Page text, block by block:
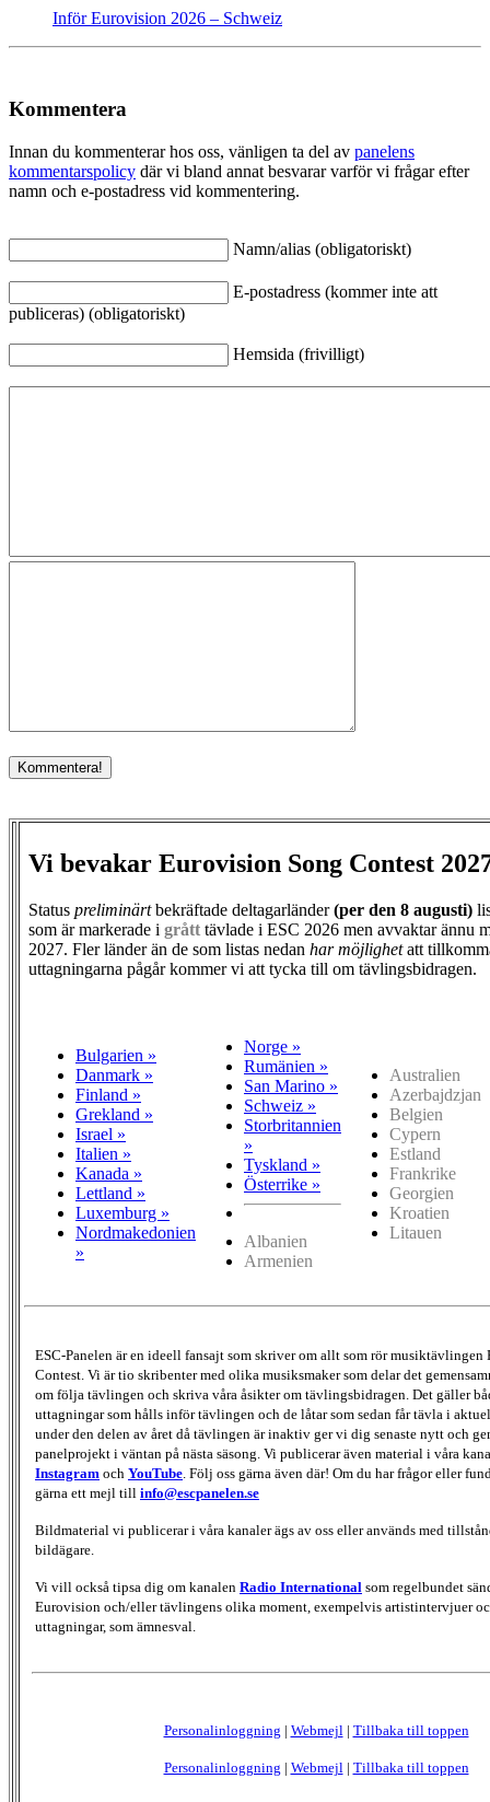
Inför Eurovision 2026 – Schweiz
Kommentera
Innan du kommenterar hos oss, vänligen ta del av panelens
kommentarspolicy där vi bland annat besvarar varför vi frågar efter
namn och e-postadress vid kommentering.
Namn/alias (obligatoriskt)
E-postadress (kommer inte att
publiceras) (obligatoriskt)
Hemsida (frivilligt)
Vi bevakar Eurovision Song Contest
Status preliminärtbekräftade deltagarländer(per den 8 augusti)
som är markerade i grått tävlade i ESC 2026 men avvaktar ännu
2027. Fler länder än de som listas nedan har möjlighetatt
uttagningarna pågår kommer vi att tycka till om tävlingsbidragen.
Bulgarien »
Danmark »
Finland »
Grekland »
Israel »
Italien »
Kanada »
Lettland »
Luxemburg »
Nordmakedonien
»
Norge »
Rumänien »
San Marino »
Schweiz »
Storbritannien
»
Tyskland »
Österrike »
Albanien
Armenien
Australien
Azerbajdzjan
Belgien
Cypern
Estland
Frankrike
Georgien
Kroatien
Litauen
ESC-Panelen är en ideell fansajt som skriver om allt som rör musiktävlingen
Contest. Vi är tio skribenter med olika musiksmaker som delar det
om följa tävlingen och skriva våra åsikter om tävlingsbidragen. Det gäller
uttagningar som hålls inför tävlingen och de låtar som sedan får tävla i
under den delen av året då tävlingen är inaktiv ger vi dig senaste nytt och
panelprojekt i väntan på nästa säsong. Vi publicerar även material i våra
Instagram och YouTube . Följ oss gärna även där! Om du har frågor eller
gärna ett mejl till info@escpanelen.se
Bildmaterial vi publicerar i våra kanaler ägs av oss eller används med
bildägare.
Vi vill också tipsa dig om kanalen Radio International som regelbundet
Eurovision och/eller tävlingens olika moment, exempelvis artistintervjuer
uttagningar, som ämnesval.
Personalinloggning | Webmejl | Tillbaka till toppen
Personalinloggning | Webmejl | Tillbaka till toppen